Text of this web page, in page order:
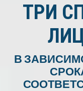
ТРИ
В